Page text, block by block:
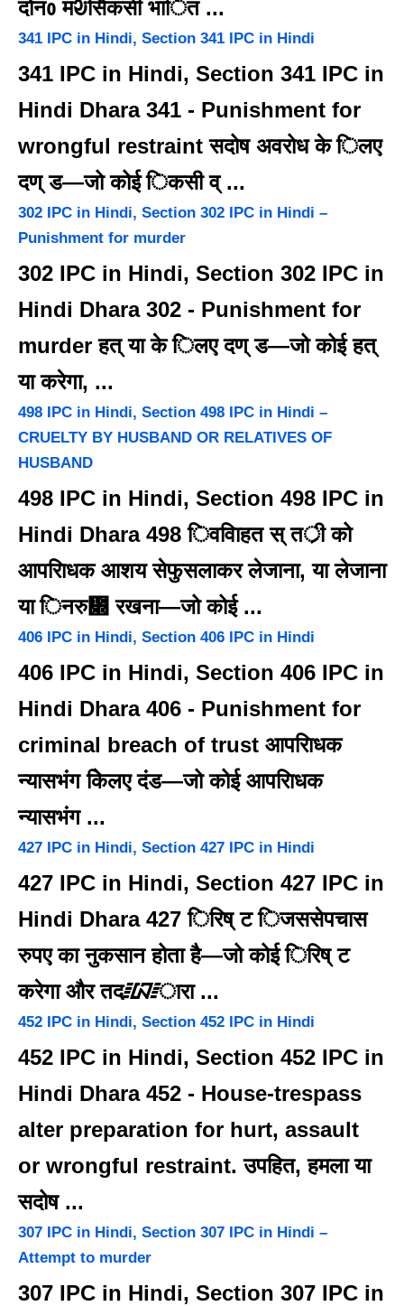
दोनᲂ मᱶसेिकसी भांित ...
341 IPC in Hindi, Section 341 IPC in Hindi
341 IPC in Hindi, Section 341 IPC in
Hindi Dhara 341 - Punishment for
wrongful restraint सदोष अवरोध के िलए
दण् ड—जो कोई िकसी व् ...
302 IPC in Hindi, Section 302 IPC in Hindi –
Punishment for murder
302 IPC in Hindi, Section 302 IPC in
Hindi Dhara 302 - Punishment for
murder हत् या के िलए दण् ड—जो कोई हत्
या करेगा, ...
498 IPC in Hindi, Section 498 IPC in Hindi –
CRUELTY BY HUSBAND OR RELATIVES OF
HUSBAND
498 IPC in Hindi, Section 498 IPC in
Hindi Dhara 498 िववािहत स् तर्ी को
आपरािधक आशय सेफुसलाकर लेजाना, या लेजाना
या िनरु᳍ रखना—जो कोई ...
406 IPC in Hindi, Section 406 IPC in Hindi
406 IPC in Hindi, Section 406 IPC in
Hindi Dhara 406 - Punishment for
criminal breach of trust आपरािधक
न्यासभंग केिलए दंड—जो कोई आपरािधक
न्यासभंग ...
427 IPC in Hindi, Section 427 IPC in Hindi
427 IPC in Hindi, Section 427 IPC in
Hindi Dhara 427 िरिष् ट िजससेपचास
रुपए का नुकसान होता है—जो कोई िरिष् ट
करेगा और तद᳇ारा ...
452 IPC in Hindi, Section 452 IPC in Hindi
452 IPC in Hindi, Section 452 IPC in
Hindi Dhara 452 - House-trespass
alter preparation for hurt, assault
or wrongful restraint. उपहित, हमला या
सदोष ...
307 IPC in Hindi, Section 307 IPC in Hindi –
Attempt to murder
307 IPC in Hindi, Section 307 IPC in